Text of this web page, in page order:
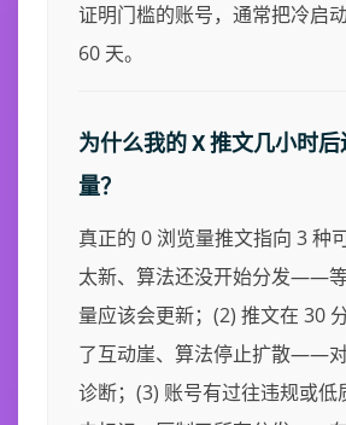
证明门槛的账号，通常把冷启
60 天。
为什么我的 X 推文几小时
量？
真正的 0 浏览量推文指向 3 种
太新、算法还没开始分发——
量应该会更新；(2) 推文在 30
了互动崖、算法停止扩散——
诊断；(3) 账号有过往违规或低